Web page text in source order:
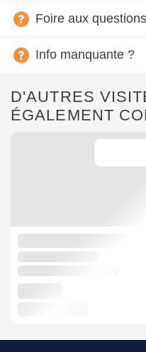
Foire aux questions
Info manquante ?
D'AUTRES
ÉGALEMENT